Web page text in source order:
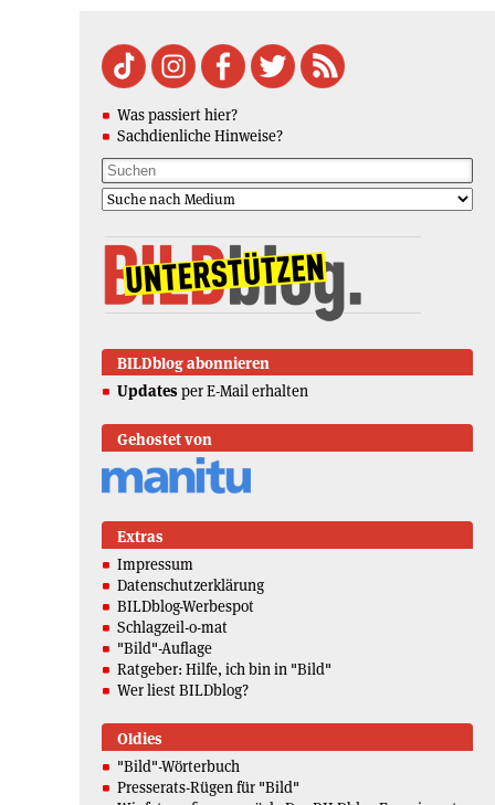
Was passiert hier?
Sachdienliche Hinweise?
BILDblog abonnieren
Updates per E-Mail erhalten
Gehostet von
Extras
Impressum
Datenschutzerklärung
BILDblog-Werbespot
Schlagzeil-o-mat
"Bild"-Auflage
Ratgeber: Hilfe, ich bin in "Bild"
Wer liest BILDblog?
Oldies
"Bild"-Wörterbuch
Presserats-Rügen für "Bild"